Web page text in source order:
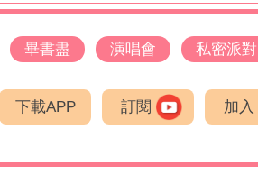
畢書盡 演唱會 私密派對
下載APP 訂閱 加入